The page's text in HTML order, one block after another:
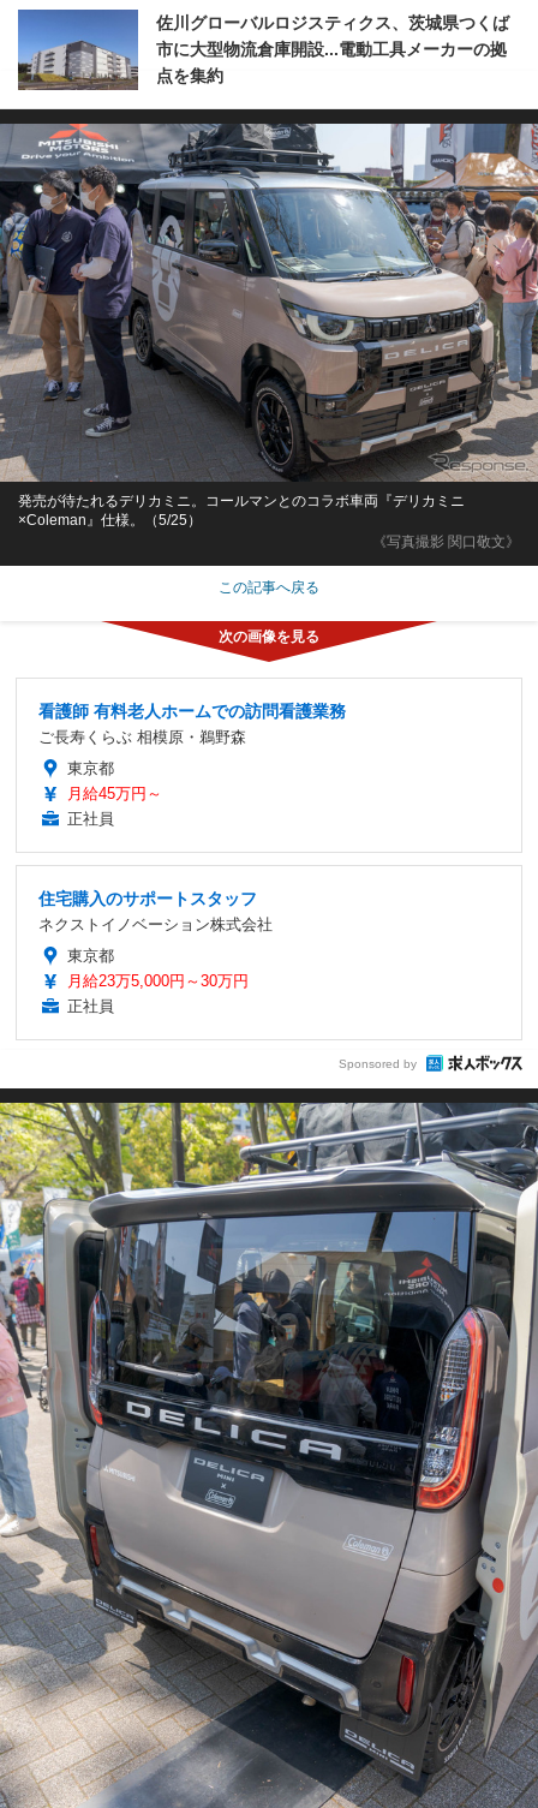
佐川グローバルロジスティクス、茨城県つくば
市に大型物流倉庫開設...電動工具メーカーの拠
点を集約
《写真撮影 関口敬文》
発売が待たれるデリカミニ。コールマンとのコラボ車両『デリカミニ
×Coleman』仕様。（5/25）
この記事へ戻る
看護師 有料老人ホームでの訪問看護業務
ご長寿くらぶ 相模原・鵜野森
東京都
月給45万円～
正社員
住宅購入のサポートスタッフ
ネクストイノベーション株式会社
東京都
月給23万5,000円～30万円
正社員
Sponsored by